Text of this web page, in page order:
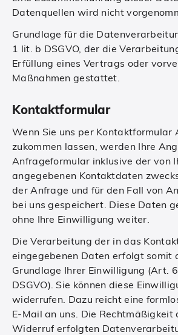
Datenquellen wird nicht
Grundlage für die
1 lit. b DSGVO, der die
Erfüllung eines Vertrags oder
Maßnahmen gestattet.
Kontaktformular
Wenn Sie uns per Kontaktformular
zukommen lassen, werden Ihre
Anfrageformular inklusive der von
angegebenen Kontaktdaten
der Anfrage und für den Fall von
bei uns gespeichert. Diese Daten
ohne Ihre Einwilligung weiter.
Die Verarbeitung der in das
eingegebenen Daten erfolgt somit
Grundlage Ihrer Einwilligung (Art.
DSGVO). Sie können diese
widerrufen. Dazu reicht eine
E-Mail an uns. Die Rechtmäßigkeit
Widerruf erfolgten